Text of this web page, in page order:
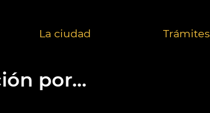
La ciudad Trámites
por...